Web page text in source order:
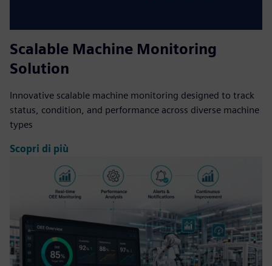
Scalable Machine Monitoring
Solution
Innovative scalable machine monitoring designed to track
status, condition, and performance across diverse machine
types
Scopri di più